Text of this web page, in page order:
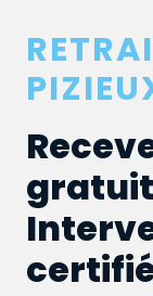
gratuit